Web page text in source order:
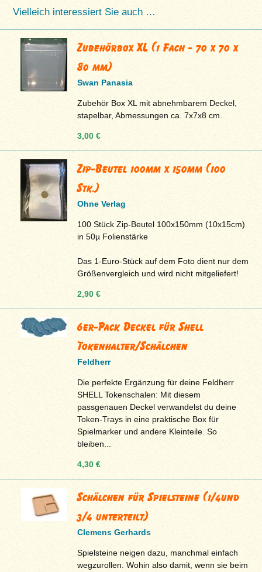
Vielleich interessiert Sie auch …
Zubehörbox XL (1 Fach - 70 x 70 x
80 mm)
Swan Panasia
Zubehör Box XL mit abnehmbarem Deckel,
stapelbar, Abmessungen ca. 7x7x8 cm.
3,00 €
Zip-Beutel 100mm x 150mm (100
Stk.)
Ohne Verlag
100 Stück Zip-Beutel 100x150mm (10x15cm)
in 50µ Folienstärke
Das 1-Euro-Stück auf dem Foto dient nur dem
Größenvergleich und wird nicht mitgeliefert!
2,90 €
6er-Pack Deckel für Shell
Tokenhalter/Schälchen
Feldherr
Die perfekte Ergänzung für deine Feldherr
SHELL Tokenschalen: Mit diesem
passgenauen Deckel verwandelst du deine
Token-Trays in eine praktische Box für
Spielmarker und andere Kleinteile. So
bleiben...
4,30 €
Schälchen für Spielsteine (1/4und
3/4 unterteilt)
Clemens Gerhards
Spielsteine neigen dazu, manchmal einfach
wegzurollen. Wohin also damit, wenn sie beim